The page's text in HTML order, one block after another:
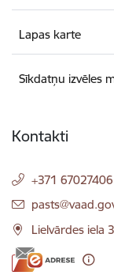
Lapas karte
Sīkdatņu izvēles
Kontakti
+371 67027406
E-pasts:
Lielvārdes iela